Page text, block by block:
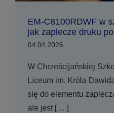
EM-C8100RDWF w
jak zaplecze druku
04.04.2026
W Chrześcijańskiej
Liceum im. Króla
się do elementu
ale jest[ ... ]